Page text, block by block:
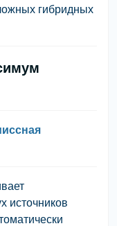
гибридных
источников